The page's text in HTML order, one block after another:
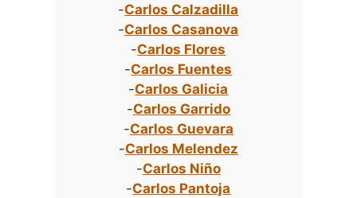
-Carlos Calzadilla
-Carlos Casanova
-Carlos Flores
-Carlos Fuentes
-Carlos Galicia
-Carlos Garrido
-Carlos Guevara
-Carlos Melendez
-Carlos Niño
-Carlos Pantoja